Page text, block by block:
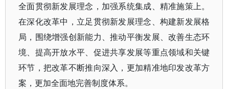
全面贯彻新发展理念，加强系统集成、精准施策上。
在深化改革中，立足贯彻新发展理念、构建新发展格
局，围绕增强创新能力、推动平衡发展、改善生态环
境、提高开放水平、促进共享发展等重点领域和关键
环节，把改革不断推向深入，更加精准地印发改革方
案，更加全面地完善制度体系。